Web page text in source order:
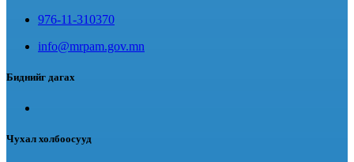
976-11-310370
info@mrpam.gov.mn
Биднийг дагах
Чухал холбоосууд